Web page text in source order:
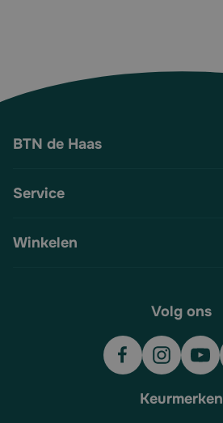
BTN de Haas
Service
Winkelen
Volg ons
Keurmerken